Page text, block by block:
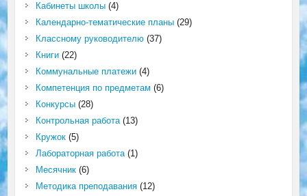
Кабинеты школы(4)
Календарно-тематические планы(29)
Классному руководителю(37)
Книги(22)
Коммунальные платежи(4)
Компетенция по предметам (6)
Конкурсы(28)
Контрольная работа(13)
Кружок(5)
Лабораторная работа(1)
Месячник(6)
Методика преподавания(12)